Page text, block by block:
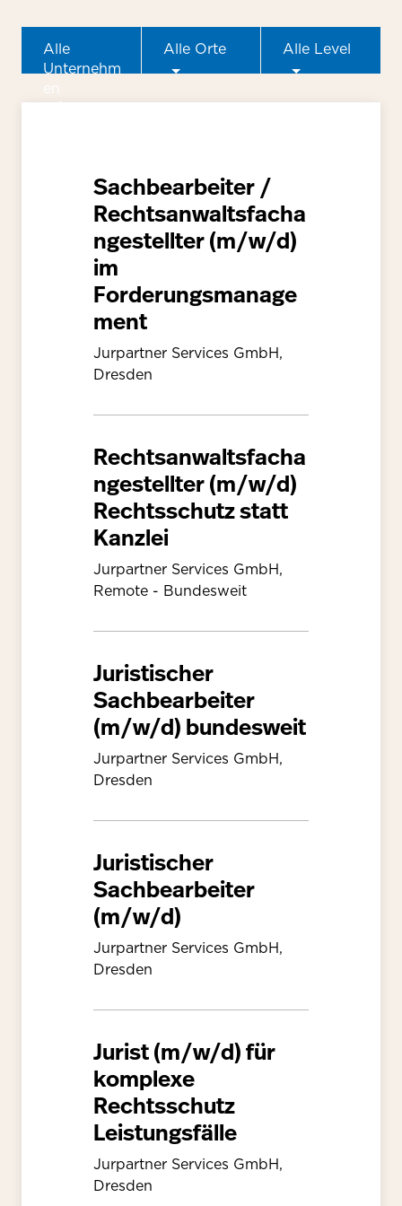
Alle
Unternehm
Alle Orte Alle Level
Sachbearbeiter /
Rechtsanwaltsfacha
ngestellter (m/w/d)
im
Forderungsmanage
ment
Jurpartner Services GmbH,
Dresden
Rechtsanwaltsfacha
ngestellter (m/w/d)
Rechtsschutz statt
Kanzlei
Jurpartner Services GmbH,
Remote - Bundesweit
Juristischer
Sachbearbeiter
(m/w/d) bundesweit
Jurpartner Services GmbH,
Dresden
Juristischer
Sachbearbeiter
(m/w/d)
Jurpartner Services GmbH,
Dresden
Jurist (m/w/d) für
komplexe
Rechtsschutz
Leistungsfälle
Jurpartner Services GmbH,
Dresden